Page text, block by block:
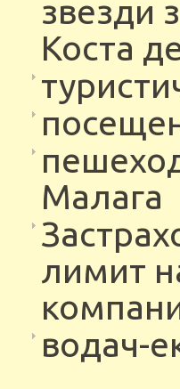
звезди
Коста
Малага
лимит
водач-